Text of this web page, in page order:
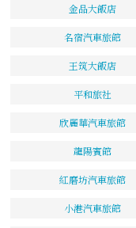
金品大飯店
名宿汽車旅館
王筑大飯店
平和旅社
欣麗華汽車旅館
龍陽賓館
紅磨坊汽車旅館
小港汽車旅館